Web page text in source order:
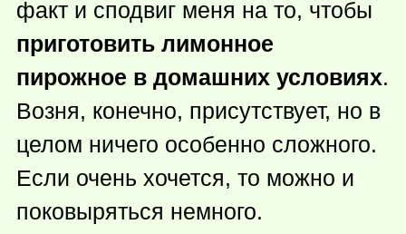
факт и сподвиг меня на то, чтобы
приготовить лимонное
пирожное в домашних условиях.
Возня, конечно, присутствует, но в
целом ничего особенно сложного.
Если очень хочется, то можно и
поковыряться немного.